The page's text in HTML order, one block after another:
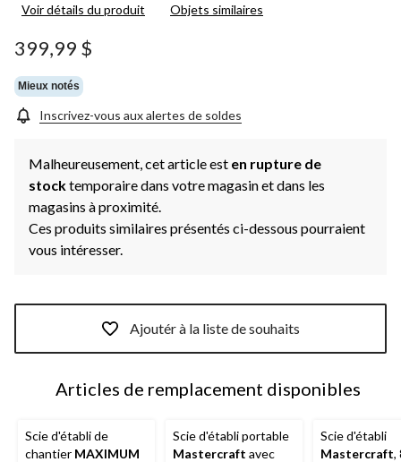
Voir détails du produit Objets similaires
399,99 $
Mieux notés
Inscrivez-vous aux alertes de soldes
Malheureusement, cet article est en rupture de
stocktemporaire dans votre magasin et dans les
magasins à proximité.
Ces produits similaires présentés ci-dessous pourraient
vous intéresser.
Ajoutér à la liste de souhaits
Articles de remplacement disponibles
Scie d'établi de
chantier MAXIMUM
Scie d'établi portable
Mastercraft avec
Scie d'établi
Mastercraft,